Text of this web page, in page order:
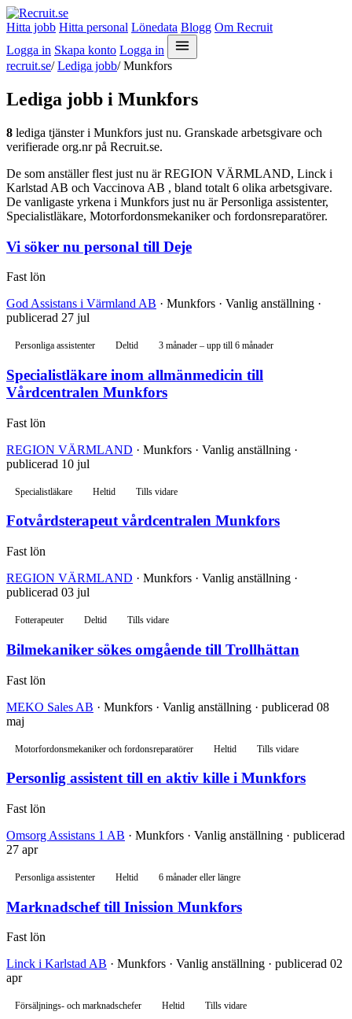
Hitta jobb Hitta personal Lönedata Blogg Om Recruit
Logga in Skapa konto Logga in
recruit.se/ Lediga jobb/ Munkfors
Lediga jobb i Munkfors
8 lediga tjänster i Munkfors just nu. Granskade arbetsgivare och
verifierade org.nr på Recruit.se.
De som anställer flest just nu är REGION VÄRMLAND, Linck i
Karlstad AB och Vaccinova AB , bland totalt 6 olika arbetsgivare.
De vanligaste yrkena i Munkfors just nu är Personliga assistenter,
Specialistläkare, Motorfordonsmekaniker och fordonsreparatörer.
Vi söker nu personal till Deje
Fast lön
God Assistans i Värmland AB · Munkfors · Vanlig anställning ·
publicerad 27 jul
Personliga assistenter Deltid 3 månader – upp till 6 månader
Specialistläkare inom allmänmedicin till
Vårdcentralen Munkfors
Fast lön
REGION VÄRMLAND · Munkfors · Vanlig anställning ·
publicerad 10 jul
Specialistläkare Heltid Tills vidare
Fotvårdsterapeut vårdcentralen Munkfors
Fast lön
REGION VÄRMLAND · Munkfors · Vanlig anställning ·
publicerad 03 jul
Fotterapeuter Deltid Tills vidare
Bilmekaniker sökes omgående till Trollhättan
Fast lön
MEKO Sales AB · Munkfors · Vanlig anställning · publicerad 08
maj
Motorfordonsmekaniker och fordonsreparatörer Heltid Tills vidare
Personlig assistent till en aktiv kille i Munkfors
Fast lön
Omsorg Assistans 1 AB · Munkfors · Vanlig anställning · publicerad
27 apr
Personliga assistenter Heltid 6 månader eller längre
Marknadschef till Inission Munkfors
Fast lön
Linck i Karlstad AB · Munkfors · Vanlig anställning · publicerad 02
apr
Försäljnings- och marknadschefer Heltid Tills vidare